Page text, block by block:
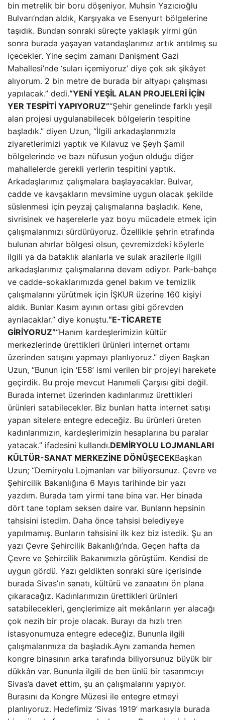
bin metrelik bir boru döşeniyor. Muhsin Yazıcıoğlu
Bulvarı’ndan aldık, Karşıyaka ve Esenyurt bölgelerine
taşıdık. Bundan sonraki süreçte yaklaşık yirmi gün
sonra burada yaşayan vatandaşlarımız artık arıtılmış su
içecekler. Yine seçim zamanı Danişment Gazi
Mahallesi’nde ‘suları içemiyoruz’ diye çok sık şikâyet
alıyorum. 2 bin metre de burada bir altyapı çalışması
yapılacak.” dedi.“YENİ YEŞİL ALAN PROJELERİ İÇİN
YER TESPİTİ YAPIYORUZ”“Şehir genelinde farklı yeşil
alan projesi uygulanabilecek bölgelerin tespitine
başladık.” diyen Uzun, “İlgili arkadaşlarımızla
ziyaretlerimizi yaptık ve Kılavuz ve Şeyh Şamil
bölgelerinde ve bazı nüfusun yoğun olduğu diğer
mahallelerde gerekli yerlerin tespitini yaptık.
Arkadaşlarımız çalışmalara başlayacaklar. Bulvar,
cadde ve kavşakların mevsimine uygun olacak şekilde
süslenmesi için peyzaj çalışmalarına başladık. Kene,
sivrisinek ve haşerelerle yaz boyu mücadele etmek için
çalışmalarımızı sürdürüyoruz. Özellikle şehrin etrafında
bulunan ahırlar bölgesi olsun, çevremizdeki köylerle
ilgili ya da bataklık alanlarla ve sulak arazilerle ilgili
arkadaşlarımız çalışmalarına devam ediyor. Park-bahçe
ve cadde-sokaklarımızda genel bakım ve temizlik
çalışmalarını yürütmek için İŞKUR üzerine 160 kişiyi
aldık. Bunlar Kasım ayının ortası gibi görevden
ayrılacaklar.” diye konuştu.“E-TİCARETE
GİRİYORUZ”“Hanım kardeşlerimizin kültür
merkezlerinde ürettikleri ürünleri internet ortamı
üzerinden satışını yapmayı planlıyoruz.” diyen Başkan
Uzun, “Bunun için ‘E58’ ismi verilen bir projeyi harekete
geçirdik. Bu proje mevcut Hanımeli Çarşısı gibi değil.
Burada internet üzerinden kadınlarımız ürettikleri
ürünleri satabilecekler. Biz bunları hatta internet satışı
yapan sitelere entegre edeceğiz. Bu ürünleri üreten
kadınlarımızın, kardeşlerimizin hesaplarına bu paralar
yatacak.” ifadesini kullandı.DEMİRYOLU LOJMANLARI
KÜLTÜR-SANAT MERKEZİNE DÖNÜŞECEKBaşkan
Uzun; “Demiryolu Lojmanları var biliyorsunuz. Çevre ve
Şehircilik Bakanlığına 6 Mayıs tarihinde bir yazı
yazdım. Burada tam yirmi tane bina var. Her binada
dört tane toplam seksen daire var. Bunların hepsinin
tahsisini istedim. Daha önce tahsisi belediyeye
yapılmamış. Bunların tahsisini ilk kez biz istedik. Şu an
yazı Çevre Şehircilik Bakanlığı’nda. Geçen hafta da
Çevre ve Şehircilik Bakanımızla görüştüm. Kendisi de
uygun gördü. Yazı geldikten sonraki süre içerisinde
burada Sivas’ın sanatı, kültürü ve zanaatını ön plana
çıkaracağız. Kadınlarımızın ürettikleri ürünleri
satabilecekleri, gençlerimize ait mekânların yer alacağı
çok nezih bir proje olacak. Burayı da hızlı tren
istasyonumuza entegre edeceğiz. Bununla ilgili
çalışmalarımıza da başladık.Aynı zamanda hemen
kongre binasının arka tarafında biliyorsunuz büyük bir
dükkân var. Bununla ilgili de ben ünlü bir tasarımcıyı
Sivas’a davet ettim, şu an çalışmalarını yapıyor.
Burasını da Kongre Müzesi ile entegre etmeyi
planlıyoruz. Hedefimiz ‘Sivas 1919’ markasıyla burada